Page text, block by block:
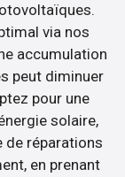
via nos
accumulation
peut diminuer
pour une
solaire,
de réparations
en prenant